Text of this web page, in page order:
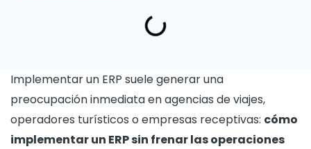
Implementar un ERP suele generar una
preocupación inmediata en agencias de viajes,
operadores turísticos o empresas receptivas: cómo
implementar un ERP sin frenar las operaciones